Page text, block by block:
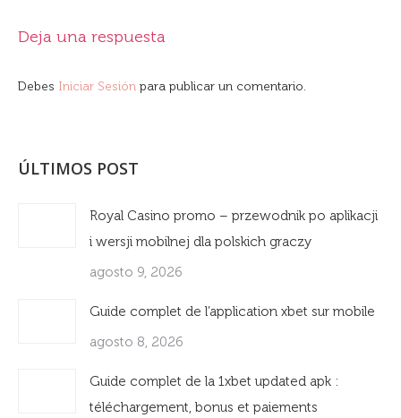
Deja una respuesta
Debes Iniciar Sesión para publicar un comentario.
ÚLTIMOS POST
Royal Casino promo – przewodnik po aplikacji
i wersji mobilnej dla polskich graczy
agosto 9, 2026
Guide complet de l’application xbet sur mobile
agosto 8, 2026
Guide complet de la 1xbet updated apk :
téléchargement, bonus et paiements